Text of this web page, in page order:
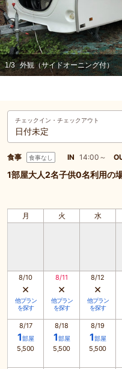
1/3 外観（サイドオーニング付）
チェックイン・ チェックアウト
日付未定
食事 食事なし IN 14:00～
1部屋大人2名子供0名利用の
月 火 水
8/10
×
他プラン
を探す
8/11
×
他プラン
を探す
8/12
×
他プラン
を探す
8/17
1部屋
5,500
8/18
1部屋
5,500
8/19
1部屋
5,500